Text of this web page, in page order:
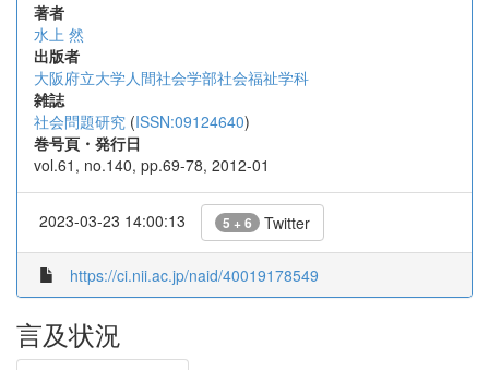
著者
水上 然
出版者
大阪府立大学人間社会学部社会福祉学科
雑誌
社会問題研究 (ISSN:09124640)
巻号頁・発行日
vol.61, no.140, pp.69-78, 2012-01
2023-03-23 14:00:13 5 + 6 Twitter
https://ci.nii.ac.jp/naid/40019178549
言及状況